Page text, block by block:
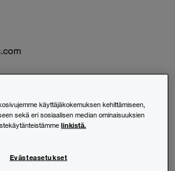
käyttäjäkokemuksen kehittämiseen,
sekä eri sosiaalisen median ominaisuuksien
linkistä.
Evästeasetukset